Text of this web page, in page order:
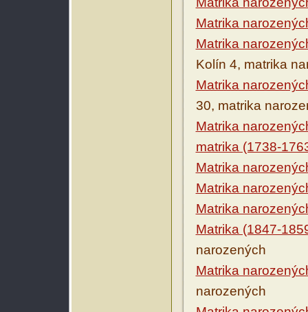
Matrika
Matrika
Kolín 4, matrika
Matrika
30, matrika
Matrika
matrika (1738-
Matrika
Matrika
Matrika
Matrika (1847-
narozených
Matrika
narozených